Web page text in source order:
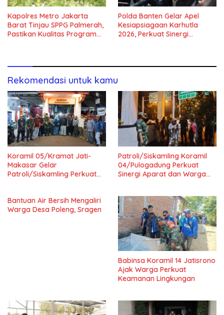
Kapolres Metro Jakarta
Barat Tinjau SPPG Palmerah,
Pastikan Kualitas Program
Polda Banten Gelar Apel
Kesiapsiagaan Karhutla
2026, Perkuat Sinergi
Rekomendasi untuk kamu
Koramil 05/Kramat Jati-
Makasar Gelar
Patroli/Siskamling Perkuat
Patroli/Siskamling Koramil
04/Pulogadung Perkuat
Sinergi Aparat dan Warga
Bantuan Air Bersih Mengaliri
Warga Desa Poleng, Sragen
Babinsa Koramil 14 Jatisrono
Ajak Warga Perkuat
Keamanan Lingkungan